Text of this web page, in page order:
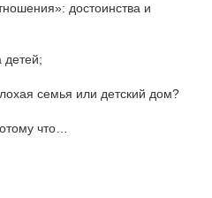
достоинства и
детей;
семья или детский дом?
что…